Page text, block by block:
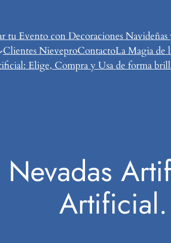
tu Evento con Decoraciones
Clientes NieveproContactoLa Magia de
Elige, Compra y Usa de forma
Artificial.